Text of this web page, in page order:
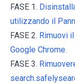
FASE 1.
utilizzando il
FASE 2. Rimuovi
Google Chrome.
FASE 3.